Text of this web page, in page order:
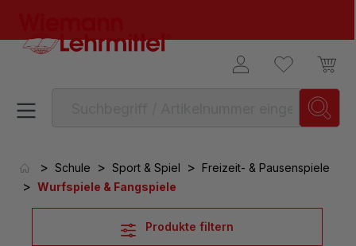
> Schule > Sport & Spiel > Freizeit- & Pausenspiele
> Wurfspiele & Fangspiele
Produkte filtern